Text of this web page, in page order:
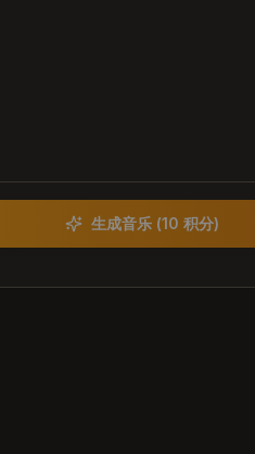
生成音乐 (10 积分)